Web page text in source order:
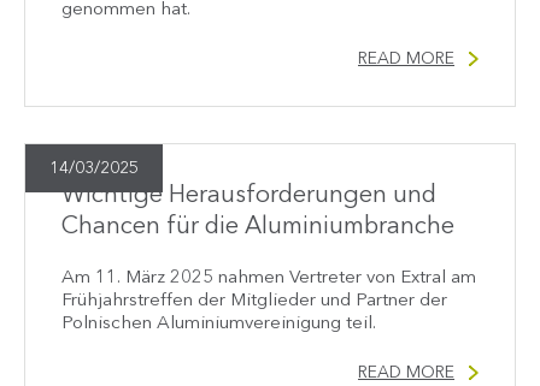
genommen hat.
READ MORE
14/03/2025
Wichtige Herausforderungen und
Chancen für die Aluminiumbranche
Am 11. März 2025 nahmen Vertreter von Extral am
Frühjahrstreffen der Mitglieder und Partner der
Polnischen Aluminiumvereinigung teil.
READ MORE